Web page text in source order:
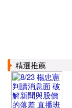
精選推薦